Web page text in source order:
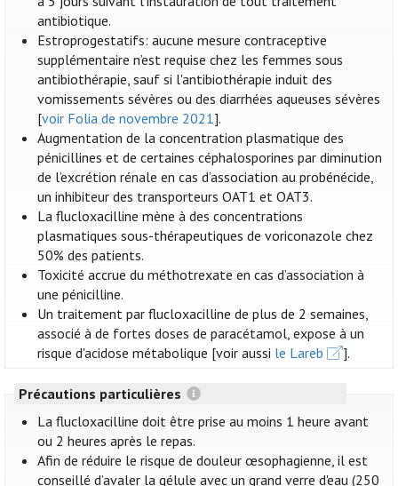
antibiotique.
Estroprogestatifs: aucune mesure contraceptive
supplémentaire n’est requise chez les femmes sous
antibiothérapie, sauf si l'antibiothérapie induit des
vomissements sévères ou des diarrhées aqueuses sévères
[voir Folia de novembre 2021].
Augmentation de la concentration plasmatique des
pénicillines et de certaines céphalosporines par diminution
de l’excrétion rénale en cas d’association au probénécide,
un inhibiteur des transporteurs OAT1 et OAT3.
La flucloxacilline mène à des concentrations
plasmatiques sous-thérapeutiques de voriconazole chez
50% des patients.
Toxicité accrue du méthotrexate en cas d’association à
une pénicilline.
Un traitement par flucloxacilline de plus de 2 semaines,
associé à de fortes doses de paracétamol, expose à un
risque d'acidose métabolique [voir aussi le Lareb ].
Précautions particulières
La flucloxacilline doit être prise au moins 1 heure avant
ou 2 heures après le repas.
Afin de réduire le risque de douleur œsophagienne, il est
conseillé d’avaler la gélule avec un grand verre d'eau (250